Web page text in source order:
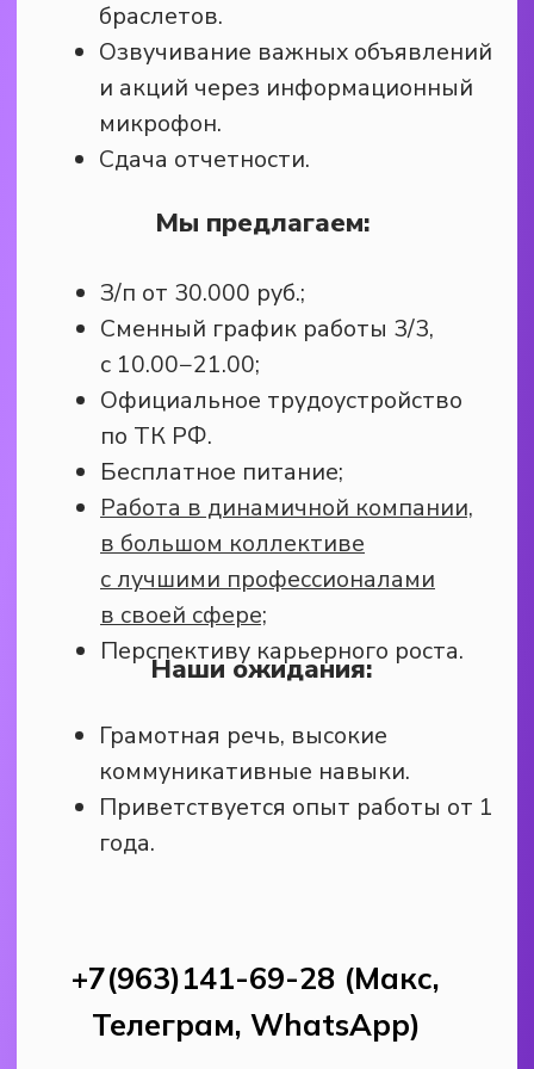
Приветствуется опыт работы
барменом/баристой;
ответственность, вежливость.
Приготовление напитков (кофе,
чайных напитков, фрешев,
молочных и безалкогольных
коктейлей);
keeper/Iiko;
Соблюдение чистоты и порядка
на рабочем месте.
З/п от 30.000 руб.
График работы: 3/3, с 09:00
до 21:00;
Бесплатное питание;
Работа в динамичной компании,
в большом коллективе с лучшими
профессионалами в своей сфере;
Удобная и классная форма.
Перспективу карьерного роста
Бармен
Наши ожидания:
Чем предстоит заниматься:
Откликнуться на вакансию
Скорее откликайся! Будем рады
видеть Вас в нашей команде!